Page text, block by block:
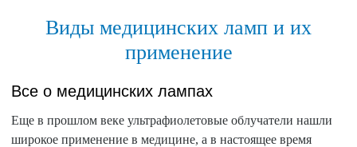
Виды медицинских ламп и их
применение
Все о медицинских лампах
Еще в прошлом веке ультрафиолетовые облучатели нашли
широкое применение в медицине, а в настоящее время